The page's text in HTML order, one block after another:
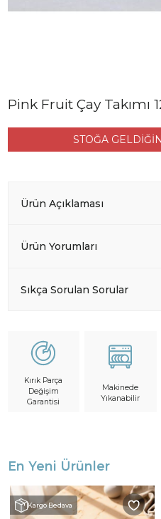
Pink Fruit Çay Takımı
STOĞA
Ürün Açıklaması
Ürün Yorumları
Sıkça Sorulan Sorular
Kırık Parça
Değişim
Garantisi
Makinede
Yıkanabilir
En Yeni Ürünler
Kargo Bedava